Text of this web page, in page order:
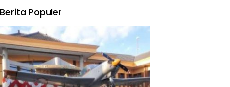
Berita Populer